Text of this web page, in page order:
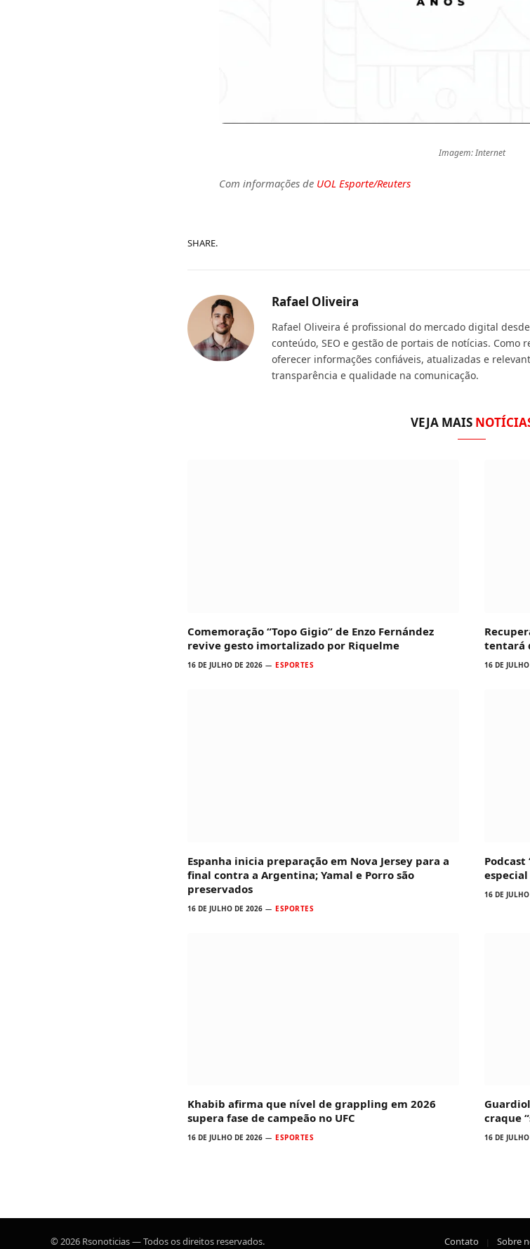
Imagem: Internet
Com informações de UOL Esporte/Reuters
SHARE.
Rafael Oliveira
Rafael Oliveira é profissional do mercado digital
conteúdo, SEO e gestão de portais de notícias. Como
oferecer informações confiáveis, atualizadas e
transparência e qualidade na comunicação.
VEJA MAIS
Comemoração “Topo Gigio” de Enzo Fernández
revive gesto imortalizado por Riquelme
16 DE JULHO DE 2026 ESPORTES
tentará
16 DE
Espanha inicia preparação em Nova Jersey para a
final contra a Argentina; Yamal e Porro são
preservados
16 DE JULHO DE 2026 ESPORTES
Podcast
16 DE
Khabib afirma que nível de grappling em 2026
supera fase de campeão no UFC
16 DE JULHO DE 2026 ESPORTES
craque
16 DE
© 2026 Rsonoticias — Todos os direitos reservados. Contato Sobre